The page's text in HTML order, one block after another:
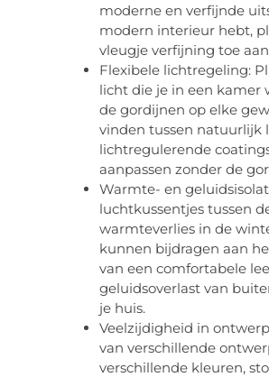
moderne en verfijnde
modern interieur hebt,
vleugje verfijning toe
Flexibele lichtregeling:
licht die je in een kamer
de gordijnen op elke
vinden tussen natuurlijk
lichtregulerende
aanpassen zonder de
Warmte- en
luchtkussentjes tussen
warmteverlies in de
kunnen bijdragen aan
van een comfortabele
geluidsoverlast van
je huis.
Veelzijdigheid in
van verschillende
verschillende kleuren,